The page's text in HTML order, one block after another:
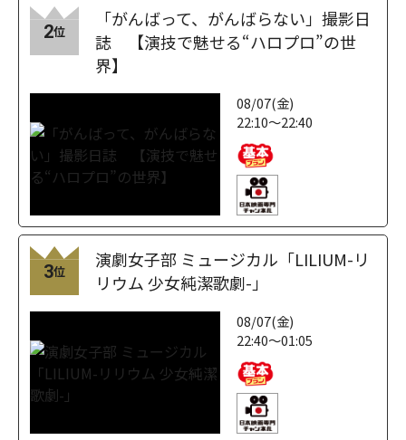
2位
「がんばって、がんばらない」撮影日
誌 【演技で魅せる“ハロプロ”の世
界】
08/07(金)
22:10～22:40
3位
演劇女子部 ミュージカル「LILIUM-リ
リウム 少女純潔歌劇-」
08/07(金)
22:40～01:05